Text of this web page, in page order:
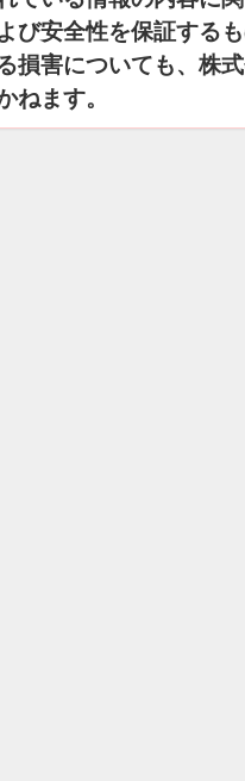
び安全性を保証する
損害についても、株
ねます。